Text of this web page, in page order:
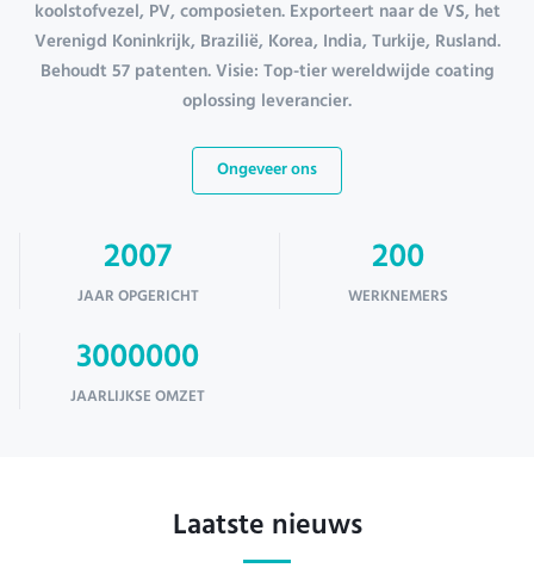
koolstofvezel, PV, composieten. Exporteert naar de VS, het
Verenigd Koninkrijk, Brazilië, Korea, India, Turkije, Rusland.
Behoudt 57 patenten. Visie: Top-tier wereldwijde coating
oplossing leverancier.
Ongeveer ons
2007
JAAR OPGERICHT
200
WERKNEMERS
3000000
JAARLIJKSE OMZET
Laatste nieuws